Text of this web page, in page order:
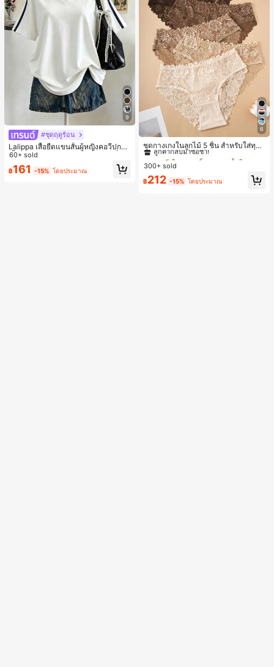
9
#ชุดฤดูร้อน
Lalippa เสื้อยืดแขนสั้นผู้หญิงคอวีปกคอ
เสื้อไหล่ตก สายถัก งานคราฟต์แฟชั่นมิ
นิมอล ของขวัญสำหรับเพื่อน
60+ sold
฿161 -15% โดยประมาณ
6
ชุดกางเกงในลูกไม้ 5 ชิ้น สำหรับใส่ทุกวั
น
#1 ขายดี
ลูกค้ากลับมาซื้อซ้ำ!
#1 ขายดี
ลูกค้ากลับมาซื้อซ้ำ!
#1 ขายดี
ลูกค้ากลับมาซื้อซ้ำ!
#1 ขายดี
300+ sold
฿212 -15% โดยประมาณ